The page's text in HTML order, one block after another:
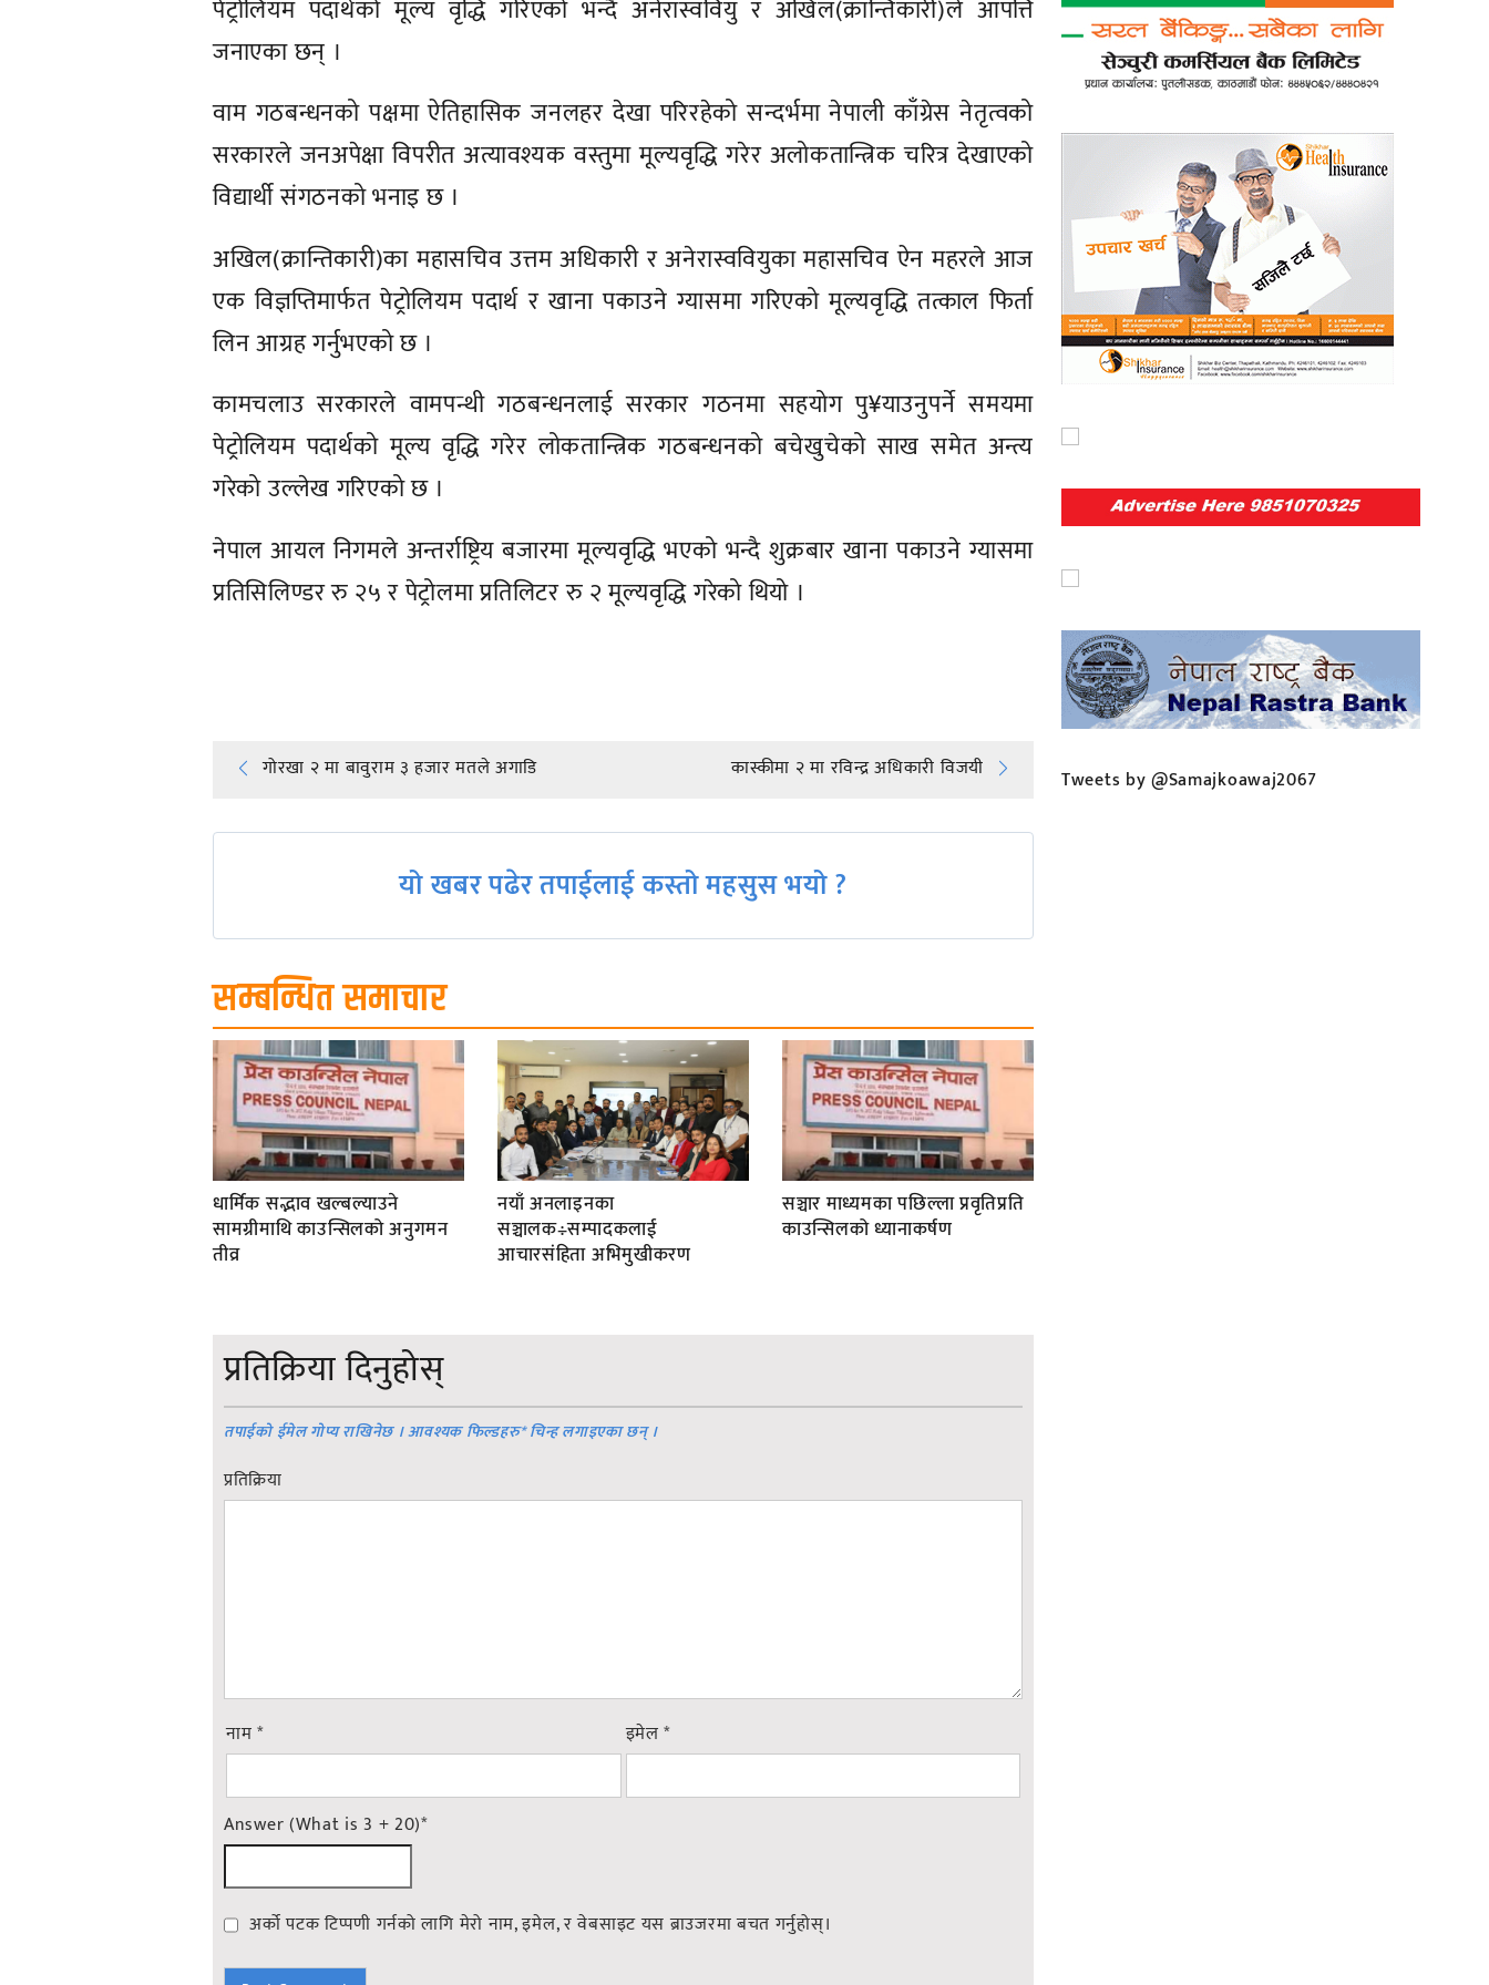
पेट्रोलियम पदार्थको मूल्य वृद्धि गरिएको भन्दै अनेरास्ववियु र अखिल(क्रान्तिकारी)ले आपत्ति
जनाएका छन् ।
वाम गठबन्धनको पक्षमा ऐतिहासिक जनलहर देखा परिरहेको सन्दर्भमा नेपाली काँग्रेस नेतृत्वको
सरकारले जनअपेक्षा विपरीत अत्यावश्यक वस्तुमा मूल्यवृद्धि गरेर अलोकतान्त्रिक चरित्र देखाएको
विद्यार्थी संगठनको भनाइ छ ।
अखिल(क्रान्तिकारी)का महासचिव उत्तम अधिकारी र अनेरास्ववियुका महासचिव ऐन महरले आज
एक विज्ञप्तिमार्फत पेट्रोलियम पदार्थ र खाना पकाउने ग्यासमा गरिएको मूल्यवृद्धि तत्काल फिर्ता
लिन आग्रह गर्नुभएको छ ।
कामचलाउ सरकारले वामपन्थी गठबन्धनलाई सरकार गठनमा सहयोग पु¥याउनुपर्ने समयमा
पेट्रोलियम पदार्थको मूल्य वृद्धि गरेर लोकतान्त्रिक गठबन्धनको बचेखुचेको साख समेत अन्त्य
गरेको उल्लेख गरिएको छ ।
नेपाल आयल निगमले अन्तर्राष्ट्रिय बजारमा मूल्यवृद्धि भएको भन्दै शुक्रबार खाना पकाउने ग्यासमा
प्रतिसिलिण्डर रु २५ र पेट्रोलमा प्रतिलिटर रु २ मूल्यवृद्धि गरेको थियो ।
Post
navigation
गोरखा २ मा बावुराम ३ हजार मतले अगाडि कास्कीमा २ मा रविन्द्र अधिकारी विजयी
यो खबर पढेर तपाईलाई कस्तो महसुस भयो ?
सम्बन्धित समाचार
धार्मिक सद्भाव खल्बल्याउने
सामग्रीमाथि काउन्सिलको अनुगमन
तीव्र
नयाँ अनलाइनका
सञ्चालक÷सम्पादकलाई
आचारसंहिता अभिमुखीकरण
सञ्चार माध्यमका पछिल्ला प्रवृतिप्रति
काउन्सिलको ध्यानाकर्षण
प्रतिक्रिया दिनुहोस्
तपाईको ईमेल गोप्य राखिनेछ । आवश्यक फिल्डहरु*चिन्ह लगाइएका छन् ।
प्रतिक्रिया
नाम* इमेल*
Answer (What is 3 + 20)*
अर्को पटक टिप्पणी गर्नको लागि मेरो नाम, इमेल, र वेबसाइट यस ब्राउजरमा बचत गर्नुहोस्।
Tweets by @Samajkoawaj2067